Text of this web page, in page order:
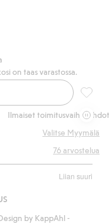
on taas varastossa.
Ilmaiset toimitusvaihtoehdot
Valitse Myymälä
Liian suuri
76 arvostelua
by KappAhl -